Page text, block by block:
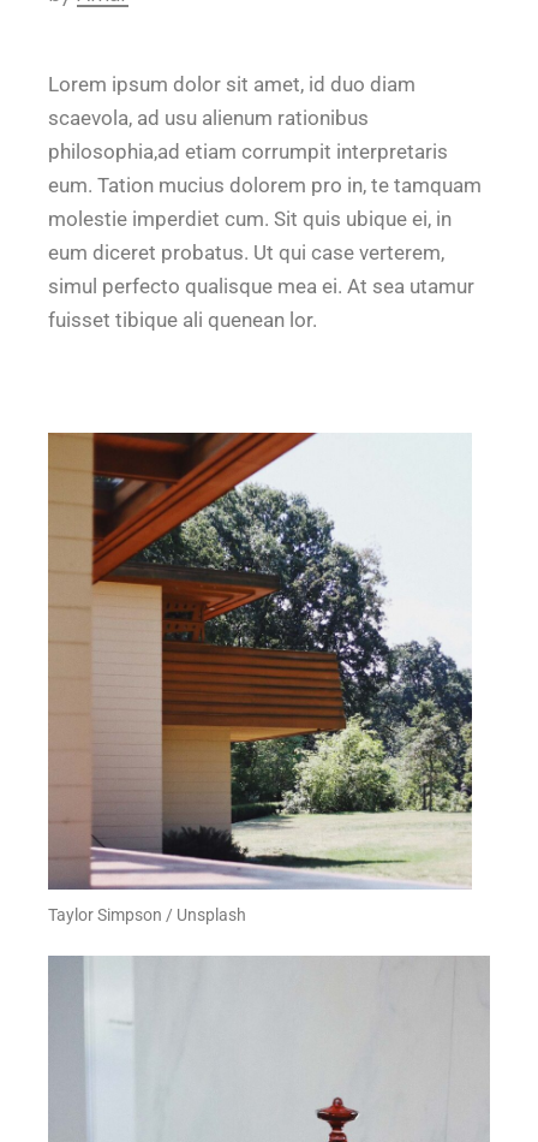
Lorem ipsum dolor sit amet, id duo diam
scaevola, ad usu alienum rationibus
philosophia,ad etiam corrumpit interpretaris
eum. Tation mucius dolorem pro in, te tamquam
molestie imperdiet cum. Sit quis ubique ei, in
eum diceret probatus. Ut qui case verterem,
simul perfecto qualisque mea ei. At sea utamur
fuisset tibique ali quenean lor.
Taylor Simpson / Unsplash